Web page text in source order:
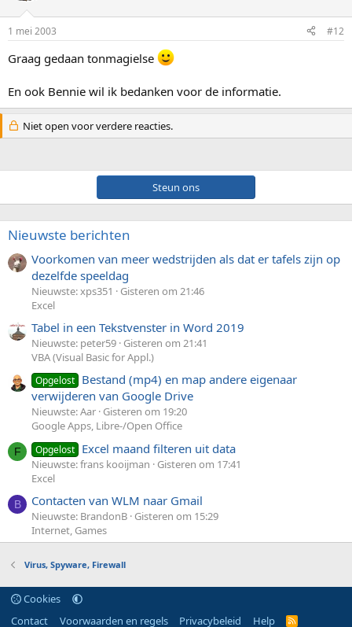
1 mei 2003 #12
Graag gedaan tonmagielse
En ook Bennie wil ik bedanken voor de informatie.
Niet open voor verdere reacties.
Steun ons
Nieuwste berichten
Voorkomen van meer wedstrijden als dat er tafels zijn op
dezelfde speeldag
Nieuwste: xps351
Gisteren om 21:46
Excel
Tabel in een Tekstvenster in Word 2019
Nieuwste: peter59 Gisteren om 21:41
VBA (Visual Basic for Appl.)
Opgelost Bestand (mp4) en map andere eigenaar
verwijderen van Google Drive
Nieuwste: Aar Gisteren om 19:20
Google Apps, Libre-/Open Office
F Opgelost Excel maand filteren uit data
Nieuwste: frans kooijman
Gisteren om 17:41
Excel
B Contacten van WLM naar Gmail
Nieuwste: BrandonB Gisteren om 15:29
Internet, Games
Virus, Spyware, Firewall
Cookies
Contact
Voorwaarden en regels Privacybeleid Help
R